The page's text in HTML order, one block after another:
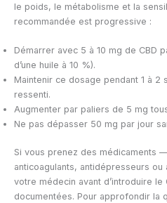
le poids, le métabolisme et la
recommandée est progressive :
Démarrer avec 5 à 10 mg de CBD
d’une huile à 10 %).
Maintenir ce dosage pendant 1 à 2
ressenti.
Augmenter par paliers de 5 mg
Ne pas dépasser 50 mg par jour
Si vous prenez des médicaments
anticoagulants, antidépresseurs
votre médecin avant d’introduire
documentées. Pour approfondir la